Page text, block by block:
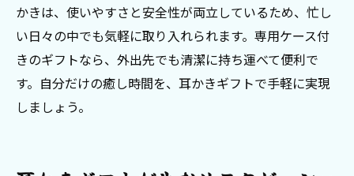
かきは、使いやすさと安全性が両立しているため、忙し
い日々の中でも気軽に取り入れられます。専用ケース付
きのギフトなら、外出先でも清潔に持ち運べて便利で
す。自分だけの癒し時間を、耳かきギフトで手軽に実現
しましょう。